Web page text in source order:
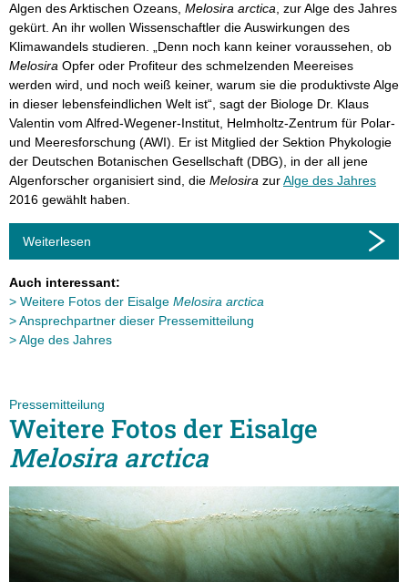
Algen des Arktischen Ozeans, Melosira arctica, zur Alge des Jahres
gekürt. An ihr wollen Wissenschaftler die Auswirkungen des
Klimawandels studieren. „Denn noch kann keiner voraussehen, ob
Melosira Opfer oder Profiteur des schmelzenden Meereises
werden wird, und noch weiß keiner, warum sie die produktivste Alge
in dieser lebensfeindlichen Welt ist“, sagt der Biologe Dr. Klaus
Valentin vom Alfred-Wegener-Institut, Helmholtz-Zentrum für Polar-
und Meeresforschung (AWI). Er ist Mitglied der Sektion Phykologie
der Deutschen Botanischen Gesellschaft (DBG), in der all jene
Algenforscher organisiert sind, die Melosira zurAlge des Jahres
2016 gewählt haben.
Weiterlesen
Auch interessant:
Weitere Fotos der Eisalge Melosira arctica
Ansprechpartner dieser Pressemitteilung
Alge des Jahres
Pressemitteilung
Weitere Fotos der Eisalge
Melosira arctica